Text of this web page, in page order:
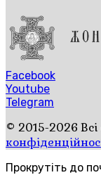
Facebook
Youtube
Telegram
© 2015-2026
Прокрутіть до